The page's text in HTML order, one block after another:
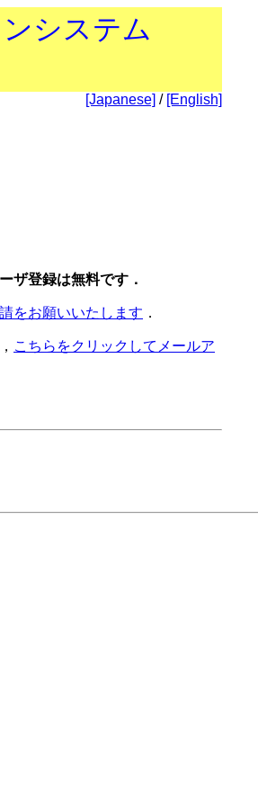
システム
[Japanese] / [English]
ーザ登録は無料です．
をお願いいたします ．
こちらをクリックしてメールア